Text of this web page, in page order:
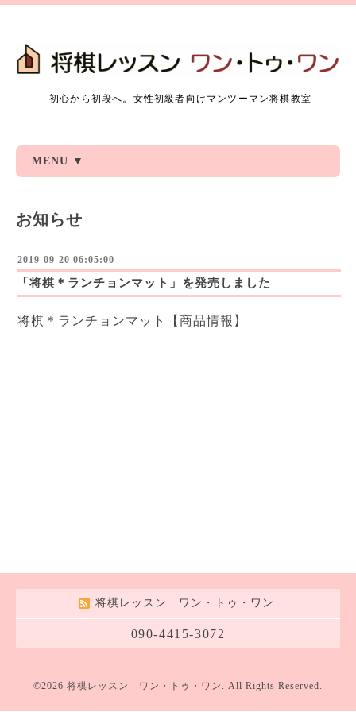
初心から初段へ。女性初級者向けマンツーマン将棋教室
MENU ▼
お知らせ
2019-09-20 06:05:00
「将棋＊ランチョンマット」を発売しました
将棋＊ランチョンマット【商品情報】
将棋レッスン ワン・トゥ・ワン
090-4415-3072
©2026 将棋レッスン ワン・トゥ・ワン . All Rights Reserved.